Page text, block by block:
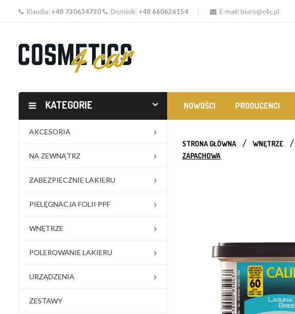
Klaudia: +48 730634730 Dominik: +48 660626154 E-mail: biuro@c4c.pl
KATEGORIE NOWOŚCI PRODUCENCI
AKCESORIA
NA ZEWNĄTRZ
ZABEZPIECZNIE LAKIERU
PIELĘGNACJA FOLII PPF
WNĘTRZE
POLEROWANIE LAKIERU
URZĄDZENIA
ZESTAWY
STRONA GŁÓWNA WNĘTRZE
ZAPACHOWA